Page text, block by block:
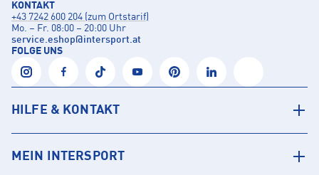
KONTAKT
+43 7242 600 204 (zum Ortstarif)
Mo. – Fr. 08:00 – 20:00 Uhr
service.eshop@intersport.at
FOLGE UNS
HILFE & KONTAKT
MEIN INTERSPORT